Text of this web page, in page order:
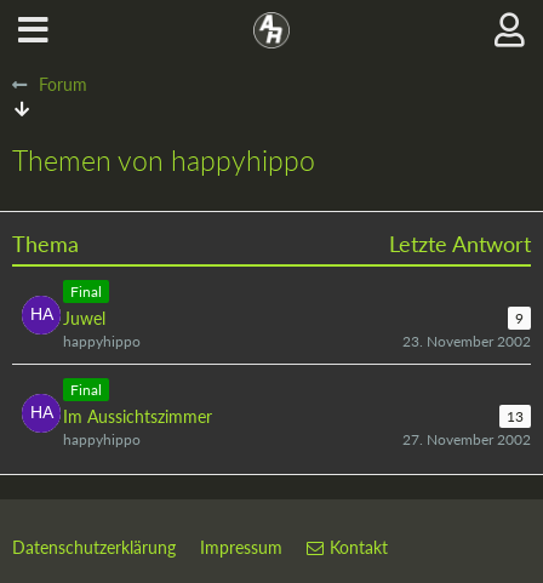
Forum
Themen von happyhippo
Thema Letzte Antwort
Final
Juwel
9
happyhippo
23. November 2002
Final
Im Aussichtszimmer
13
happyhippo
27. November 2002
Datenschutzerklärung Impressum Kontakt